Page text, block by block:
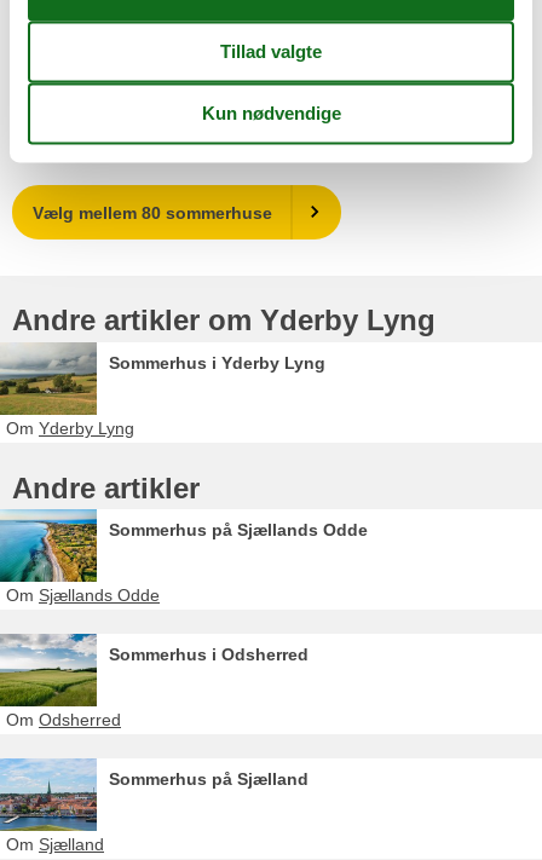
Sikkert valg. Godt udvalg, ok priser, nemt at booke.
Vælg mellem 80 sommerhuse
Andre artikler om Yderby Lyng
Sommerhus i Yderby Lyng
Om Yderby Lyng
Andre artikler
Sommerhus på Sjællands Odde
Om Sjællands Odde
Sommerhus i Odsherred
Om Odsherred
Sommerhus på Sjælland
Om Sjælland